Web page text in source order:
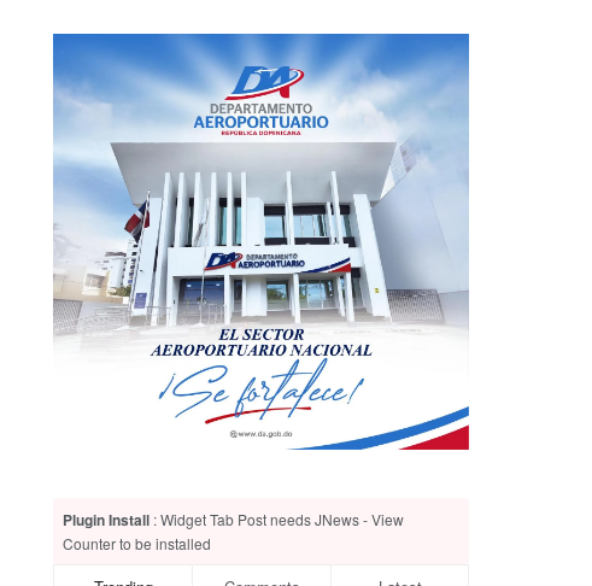
Plugin Install : Widget Tab Post needs JNews - View
Counter to be installed